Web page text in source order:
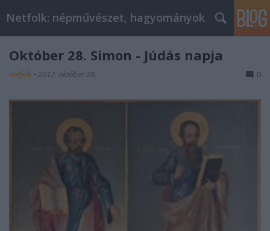
Netfolk: népművészet, hagyományok
Október 28. Simon - Júdás napja
netfolk • 2012. október 28. 0